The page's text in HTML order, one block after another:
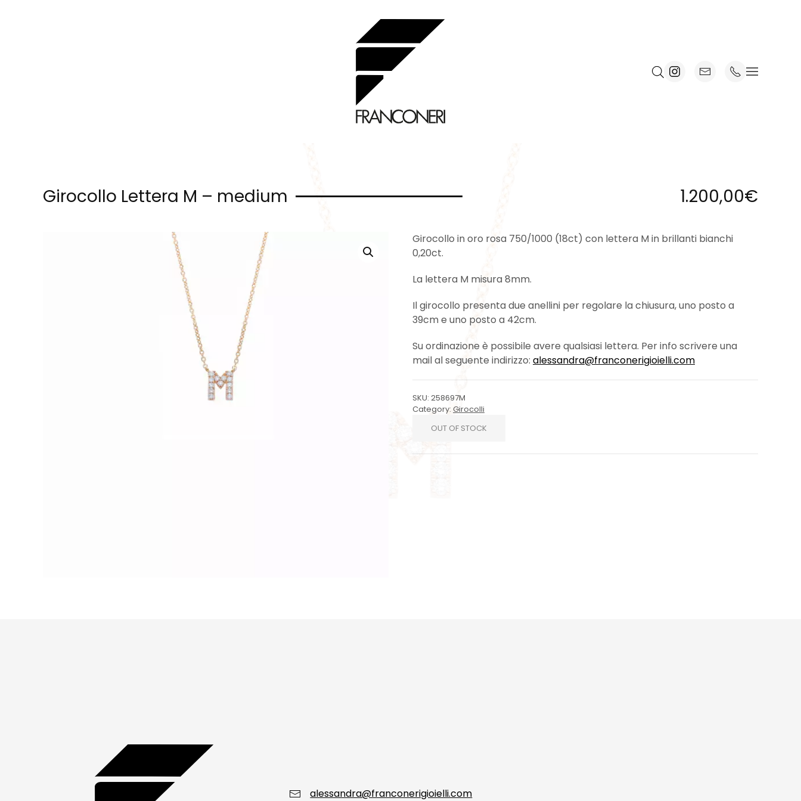
Girocollo Lettera M – medium 1.200,00€
Girocollo in oro rosa 750/1000 (18ct) con lettera M in brillanti bianchi
0,20ct.
La lettera M misura 8mm.
Il girocollo presenta due anellini per regolare la chiusura, uno posto a
39cm e uno posto a 42cm.
Su ordinazione è possibile avere qualsiasi lettera. Per info scrivere una
mail al seguente indirizzo: alessandra@franconerigioielli.com
SKU: 258697M
Category: Girocolli
OUT OF STOCK
alessandra@franconerigioielli.com